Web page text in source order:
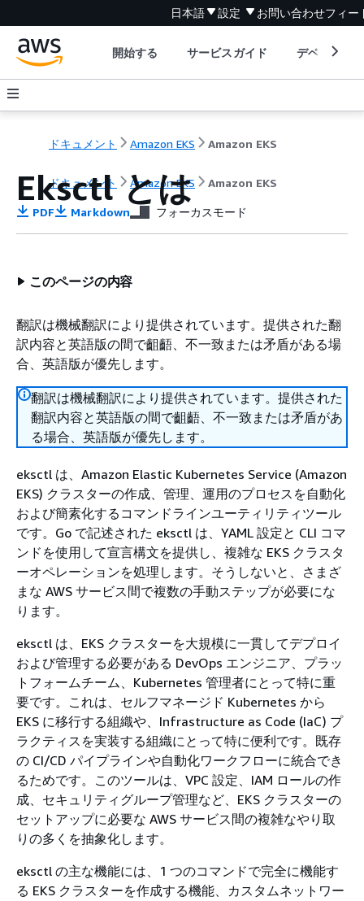
日本語 設定 お問い合わせフィー
開始する サービスガイド デベロッパ
ドキュメント Amazon EKS Amazon EKS
ドキュメント Amazon EKS Amazon EKS
Eksctl とは
PDF Markdown フォーカスモード
このページの内容
翻訳は機械翻訳により提供されています。提供された翻
訳内容と英語版の間で齟齬、不一致または矛盾がある場
合、英語版が優先します。
翻訳は機械翻訳により提供されています。提供された
翻訳内容と英語版の間で齟齬、不一致または矛盾があ
る場合、英語版が優先します。
eksctl は、Amazon Elastic Kubernetes Service (Amazon
EKS) クラスターの作成、管理、運用のプロセスを自動化
および簡素化するコマンドラインユーティリティツール
です。Go で記述された eksctl は、YAML 設定と CLI コマ
ンドを使用して宣言構文を提供し、複雑な EKS クラスタ
ーオペレーションを処理します。そうしないと、さまざ
まな AWS サービス間で複数の手動ステップが必要にな
ります。
eksctl は、EKS クラスターを大規模に一貫してデプロイ
および管理する必要がある DevOps エンジニア、プラッ
トフォームチーム、Kubernetes 管理者にとって特に重
要です。これは、セルフマネージド Kubernetes から
EKS に移行する組織や、Infrastructure as Code (IaC) プ
ラクティスを実装する組織にとって特に便利です。既存
の CI/CD パイプラインや自動化ワークフローに統合でき
るためです。このツールは、VPC 設定、IAM ロールの作
成、セキュリティグループ管理など、EKS クラスターの
セットアップに必要な AWS サービス間の複雑なやり取
りの多くを抽象化します。
eksctl の主な機能には、1 つのコマンドで完全に機能す
る EKS クラスターを作成する機能、カスタムネットワー